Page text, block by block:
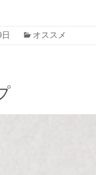
オススメ